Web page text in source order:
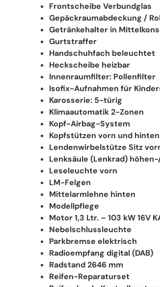
Frontscheibe Verbundglas
Gepäckraumabdeckung /
Getränkehalter in
Gurtstraffer
Handschuhfach beleuchtet
Heckscheibe heizbar
Innenraumfilter: Pollenfilter
Isofix-Aufnahmen für
Karosserie: 5-türig
Klimaautomatik 2-Zonen
Kopf-Airbag-System
Kopfstützen vorn und
Lendenwirbelstütze Sitz
Lenksäule (Lenkrad)
Leseleuchte vorn
LM-Felgen
Mittelarmlehne hinten
Modellpflege
Motor 1,3 Ltr. – 103 kW 16V
Nebelschlussleuchte
Parkbremse elektrisch
Radioempfang digital (DAB)
Radstand 2646 mm
Reifen-Reparaturset